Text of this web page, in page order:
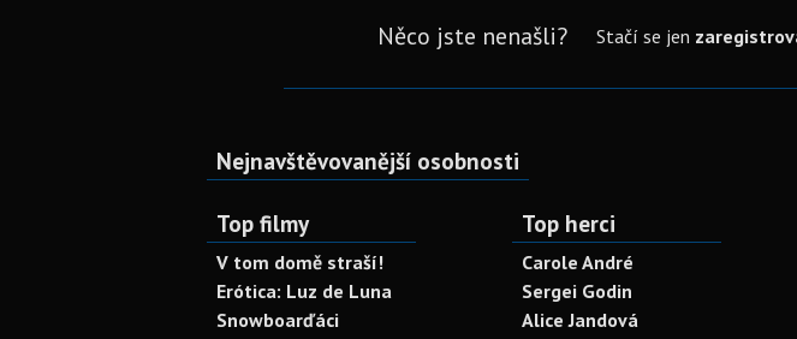
Něco jste nenašli? Stačí se jen
Nejnavštěvovanější osobnosti
Top filmy
V tom domě straší!
Erótica: Luz de Luna
Snowboarďáci
Top herci
Carole André
Sergei Godin
Alice Jandová